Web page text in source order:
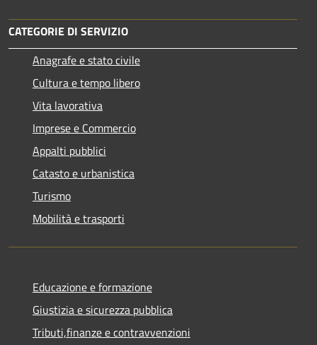
CATEGORIE DI SERVIZIO
Anagrafe e stato civile
Cultura e tempo libero
Vita lavorativa
Imprese e Commercio
Appalti pubblici
Catasto e urbanistica
Turismo
Mobilità e trasporti
Educazione e formazione
Giustizia e sicurezza pubblica
Tributi,finanze e contravvenzioni